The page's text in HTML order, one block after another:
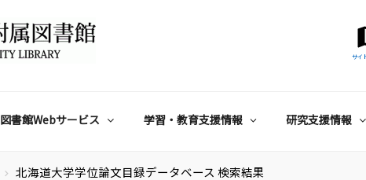
サイ
図書館Webサービス 学習・教育支援情報 研究支援情報
chevron_right 北海道大学学位論文目録データベース 検索結果